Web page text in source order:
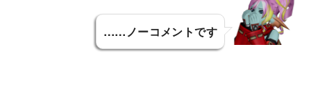
……ノーコメントです